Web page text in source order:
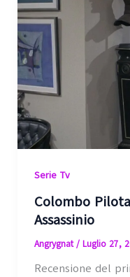
Serie Tv
Colombo
Assassinio
Angrygnat/ Luglio 27,
Recensione del